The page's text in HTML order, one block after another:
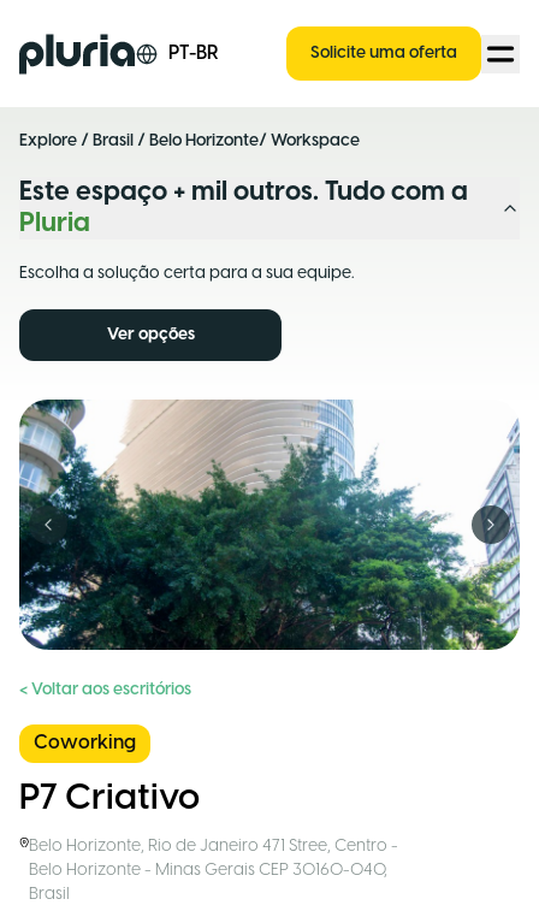
Logo Pluria PT-BR Solicite uma oferta
Explore / Brasil / Belo Horizonte/ Workspace
Este espaço + mil outros. Tudo com a
Pluria
Escolha a solução certa para a sua equipe.
Ver opções
Previous slide Next
< Voltar aos escritórios
Coworking
P7 Criativo
Belo Horizonte, Rio de Janeiro 471 Stree, Centro -
Belo Horizonte - Minas Gerais CEP 30160-040,
Brasil